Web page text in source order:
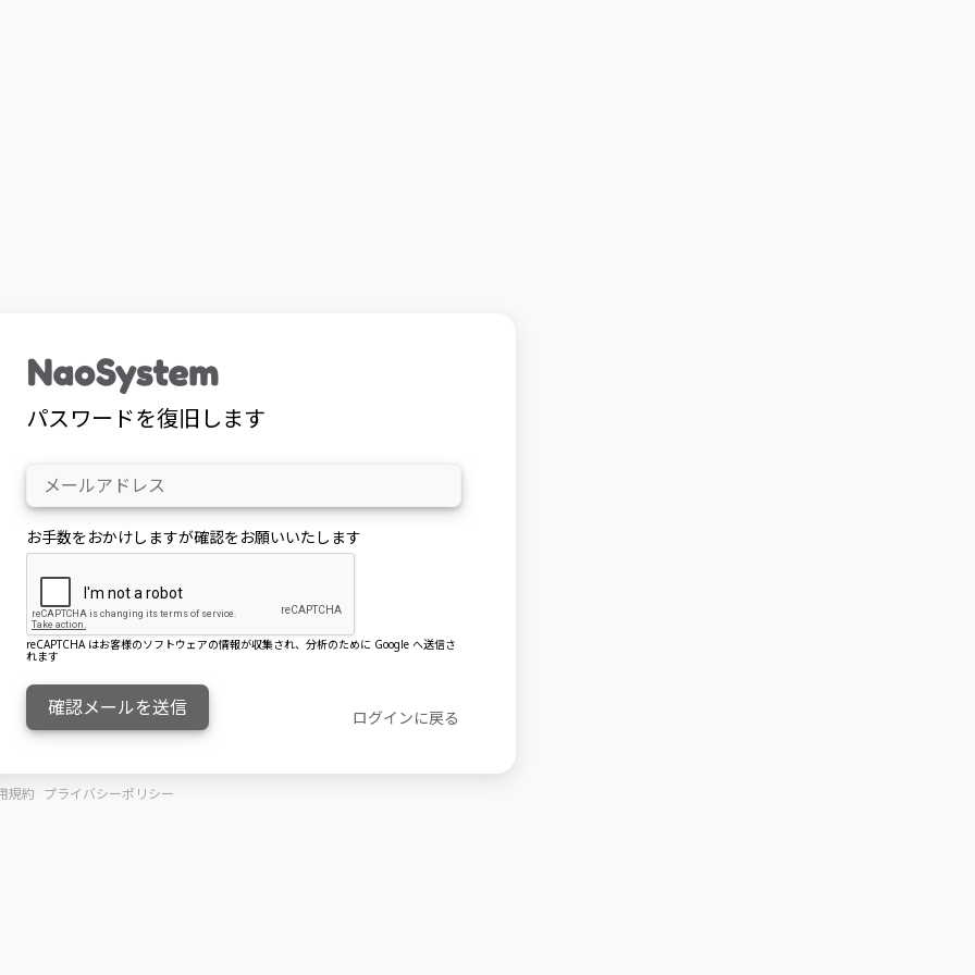
パスワードを復旧します
お手数をおかけしますが確認をお願いいたします
reCAPTCHA はお客様のソフトウェアの情報が収集され、分析のために Google へ送信さ
れます
確認メールを送信 ログインに戻る
規約 プライバシーポリシー